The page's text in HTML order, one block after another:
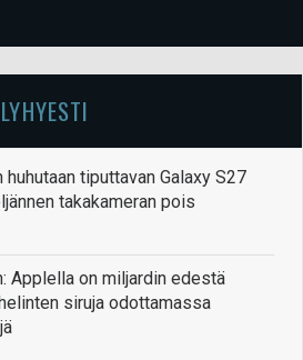
huhutaan tiputtavan Galaxy S27
takakameran pois
Applella on miljardin edestä
siruja odottamassa